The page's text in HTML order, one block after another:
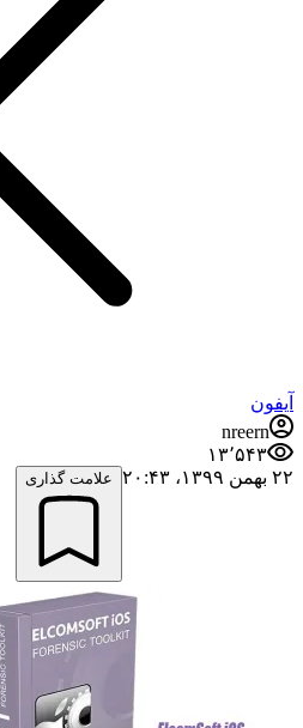
آیفون
nreern
۱۳٬۵۴۳
۲۲ بهمن ۱۳۹۹،‏ ۲۰:۴۳
علامت گذاری